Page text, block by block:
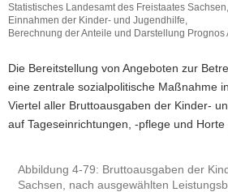
Statistisches Landesamt des Freistaates
Einnahmen der Kinder- und Jugendhilfe,
Berechnung der Anteile und Darstellung Prognos
Die Bereitstellung von Angeboten zur
eine zentrale sozialpolitische Maßnahme
Viertel aller Bruttoausgaben der Kinder-
auf Tageseinrichtungen, -pflege und Horte
Abbildung 4-79: Bruttoausgaben der
Sachsen, nach ausgewählten